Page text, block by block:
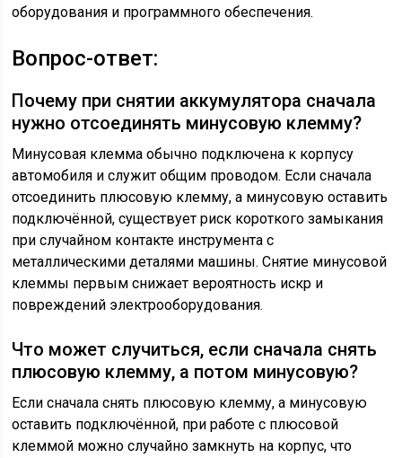
оборудования и программного обеспечения.
Вопрос-ответ:
Почему при снятии аккумулятора сначала
нужно отсоединять минусовую клемму?
Минусовая клемма обычно подключена к корпусу
автомобиля и служит общим проводом. Если сначала
отсоединить плюсовую клемму, а минусовую оставить
подключённой, существует риск короткого замыкания
при случайном контакте инструмента с
металлическими деталями машины. Снятие минусовой
клеммы первым снижает вероятность искр и
повреждений электрооборудования.
Что может случиться, если сначала снять
плюсовую клемму, а потом минусовую?
Если сначала снять плюсовую клемму, а минусовую
оставить подключённой, при работе с плюсовой
клеммой можно случайно замкнуть на корпус, что